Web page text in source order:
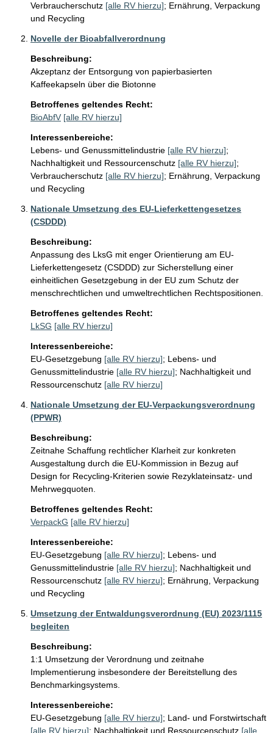
Verbraucherschutz [alle RV hierzu]; Ernährung, Verpackung
und Recycling
Novelle der Bioabfallverordnung
Beschreibung:
Akzeptanz der Entsorgung von papierbasierten
Kaffeekapseln über die Biotonne
Betroffenes geltendes Recht:
BioAbfV [alle RV hierzu]
Interessenbereiche:
Lebens- und Genussmittelindustrie [alle RV hierzu];
Nachhaltigkeit und Ressourcenschutz [alle RV hierzu];
Verbraucherschutz [alle RV hierzu]; Ernährung, Verpackung
und Recycling
Nationale Umsetzung des EU-Lieferkettengesetzes
(CSDDD)
Beschreibung:
Anpassung des LksG mit enger Orientierung am EU-
Lieferkettengesetz (CSDDD) zur Sicherstellung einer
einheitlichen Gesetzgebung in der EU zum Schutz der
menschrechtlichen und umweltrechtlichen Rechtspositionen.
Betroffenes geltendes Recht:
LkSG [alle RV hierzu]
Interessenbereiche:
EU-Gesetzgebung [alle RV hierzu]; Lebens- und
Genussmittelindustrie [alle RV hierzu]; Nachhaltigkeit und
Ressourcenschutz [alle RV hierzu]
Nationale Umsetzung der EU-Verpackungsverordnung
(PPWR)
Beschreibung:
Zeitnahe Schaffung rechtlicher Klarheit zur konkreten
Ausgestaltung durch die EU-Kommission in Bezug auf
Design for Recycling-Kriterien sowie Rezyklateinsatz- und
Mehrwegquoten.
Betroffenes geltendes Recht:
VerpackG [alle RV hierzu]
Interessenbereiche:
EU-Gesetzgebung [alle RV hierzu]; Lebens- und
Genussmittelindustrie [alle RV hierzu]; Nachhaltigkeit und
Ressourcenschutz [alle RV hierzu]; Ernährung, Verpackung
und Recycling
Umsetzung der Entwaldungsverordnung (EU) 2023/1115
begleiten
Beschreibung:
1:1 Umsetzung der Verordnung und zeitnahe
Implementierung insbesondere der Bereitstellung des
Benchmarkingsystems.
Interessenbereiche:
EU-Gesetzgebung [alle RV hierzu]; Land- und Forstwirtschaft
[alle RV hierzu]; Nachhaltigkeit und Ressourcenschutz [alle